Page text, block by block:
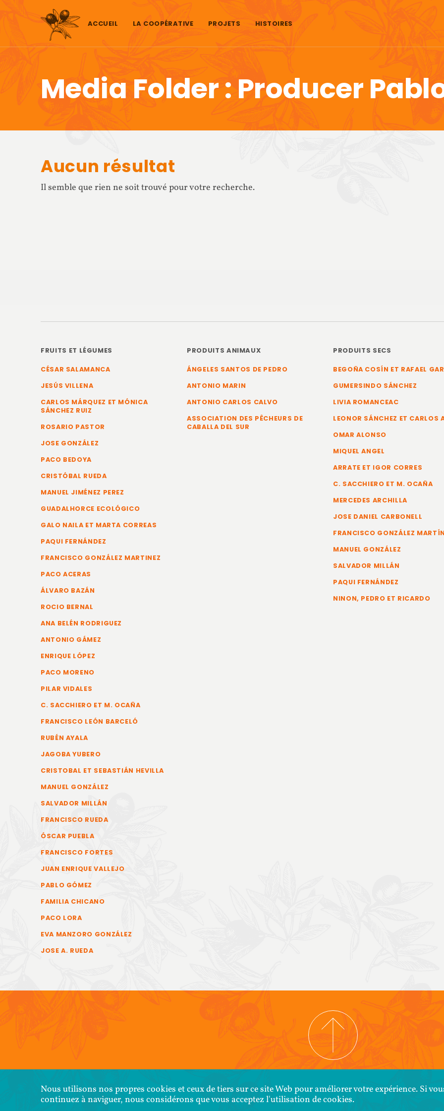
Aller au contenu
ACCUEIL LA COOPÉRATIVE PROJETS HISTOIRES
Media Folder : Producer
Aucun résultat
Il semble que rien ne soit trouvé pour votre recherche.
FRUITS ET LÉGUMES
CÉSAR SALAMANCA
JESÚS VILLENA
CARLOS MÁRQUEZ ET MÓNICA
SÁNCHEZ RUIZ
ROSARIO PASTOR
JOSE GONZÁLEZ
PACO BEDOYA
CRISTÓBAL RUEDA
MANUEL JIMÉNEZ PEREZ
GUADALHORCE ECOLÓGICO
GALO NAILA ET MARTA CORREAS
PAQUI FERNÁNDEZ
FRANCISCO GONZÁLEZ MARTINEZ
PACO ACERAS
ÁLVARO BAZÁN
ROCIO BERNAL
ANA BELÉN RODRIGUEZ
ANTONIO GÁMEZ
ENRIQUE LÓPEZ
PACO MORENO
PILAR VIDALES
C. SACCHIERO ET M. OCAÑA
FRANCISCO LEÓN BARCELÓ
RUBÉN AYALA
JAGOBA YUBERO
CRISTOBAL ET SEBASTIÁN HEVILLA
MANUEL GONZÁLEZ
SALVADOR MILLÁN
FRANCISCO RUEDA
ÓSCAR PUEBLA
FRANCISCO FORTES
JUAN ENRIQUE VALLEJO
PABLO GÓMEZ
FAMILIA CHICANO
PACO LORA
EVA MANZORO GONZÁLEZ
JOSE A. RUEDA
PRODUITS ANIMAUX
ÁNGELES SANTOS DE PEDRO
ANTONIO MARIN
ANTONIO CARLOS CALVO
ASSOCIATION DES PÊCHEURS DE
CABALLA DEL SUR
PRODUITS SECS
BEGOÑA COSÍN ET RAFAEL
GUMERSINDO SÁNCHEZ
LIVIA ROMANCEAC
LEONOR SÁNCHEZ ET CARLOS
OMAR ALONSO
MIQUEL ANGEL
ARRATE ET IGOR CORRES
C. SACCHIERO ET M. OCAÑA
MERCEDES ARCHILLA
JOSE DANIEL CARBONELL
FRANCISCO GONZÁLEZ
MANUEL GONZÁLEZ
SALVADOR MILLÁN
PAQUI FERNÁNDEZ
NINON, PEDRO ET RICARDO
Nous utilisons nos propres cookies et ceux de tiers sur ce site Web pour améliorer votre expérience. Si
continuez à naviguer, nous considérons que vous acceptez l'utilisation de cookies.